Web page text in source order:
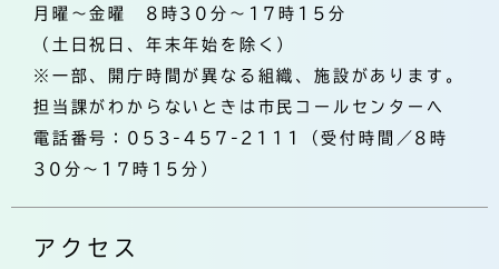
月曜～金曜 8時30分～17時15分
（土日祝日、年末年始を除く）
※一部、開庁時間が異なる組織、施設があります。
担当課がわからないときは市民コールセンターへ
電話番号：053-457-2111（受付時間／8時
30分～17時15分）
アクセス